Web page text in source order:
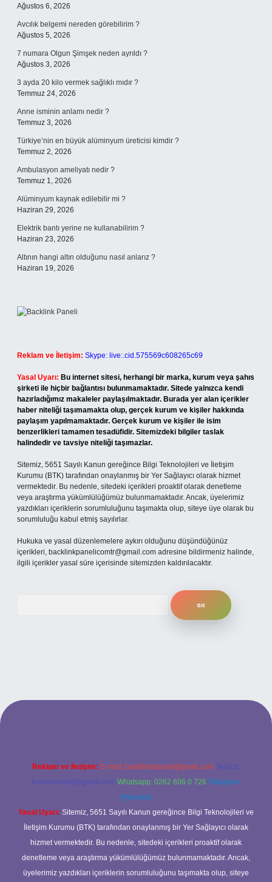
Ağustos 6, 2026
Avcılık belgemi nereden görebilirim ?
Ağustos 5, 2026
7 numara Olgun Şimşek neden ayrıldı ?
Ağustos 3, 2026
3 ayda 20 kilo vermek sağlıklı mıdır ?
Temmuz 24, 2026
Anne isminin anlamı nedir ?
Temmuz 3, 2026
Türkiye’nin en büyük alüminyum üreticisi kimdir ?
Temmuz 2, 2026
Ambulasyon ameliyatı nedir ?
Temmuz 1, 2026
Alüminyum kaynak edilebilir mi ?
Haziran 29, 2026
Elektrik bantı yerine ne kullanabilirim ?
Haziran 23, 2026
Altının hangi altın olduğunu nasıl anlarız ?
Haziran 19, 2026
Reklam ve İletişim: Skype: live:.cid.575569c608265c69
Yasal Uyarı: Bu internet sitesi, herhangi bir marka, kurum veya şahıs
şirketi ile hiçbir bağlantısı bulunmamaktadır. Sitede yalnızca kendi
hazırladığımız makaleler paylaşılmaktadır. Burada yer alan içerikler
haber niteliği taşımamakta olup, gerçek kurum ve kişiler hakkında
paylaşım yapılmamaktadır. Gerçek kurum ve kişiler ile isim
benzerlikleri tamamen tesadüfidir. Sitemizdeki bilgiler taslak
halindedir ve tavsiye niteliği taşımazlar.
Sitemiz, 5651 Sayılı Kanun gereğince Bilgi Teknolojileri ve İletişim
Kurumu (BTK) tarafından onaylanmış bir Yer Sağlayıcı olarak hizmet
vermektedir. Bu nedenle, sitedeki içerikleri proaktif olarak denetleme
veya araştırma yükümlülüğümüz bulunmamaktadır. Ancak, üyelerimiz
yazdıkları içeriklerin sorumluluğunu taşımakta olup, siteye üye olarak bu
sorumluluğu kabul etmiş sayılırlar.
Hukuka ve yasal düzenlemelere aykırı olduğunu düşündüğünüz
içerikleri, backlinkpanelicomtr@gmail.com adresine bildirmeniz halinde,
ilgili içerikler yasal süre içerisinde sitemizden kaldırılacaktır.
ilbet bahis sitesi
Reklam ve İletişim: E-mail: backlinkpaneli@gmail.com Teams:
forumhizmeti@gmail.com Whatsapp: 0262 606 0 726 Telegram:
@karabul
Yasal Uyarı: Sitemiz, 5651 Sayılı Kanun gereğince Bilgi Teknolojileri ve
İletişim Kurumu (BTK) tarafından onaylanmış bir Yer Sağlayıcı olarak
hizmet vermektedir. Bu nedenle, sitedeki içerikleri proaktif olarak
denetleme veya araştırma yükümlülüğümüz bulunmamaktadır. Ancak,
üyelerimiz yazdıkları içeriklerin sorumluluğunu taşımakta olup, siteye